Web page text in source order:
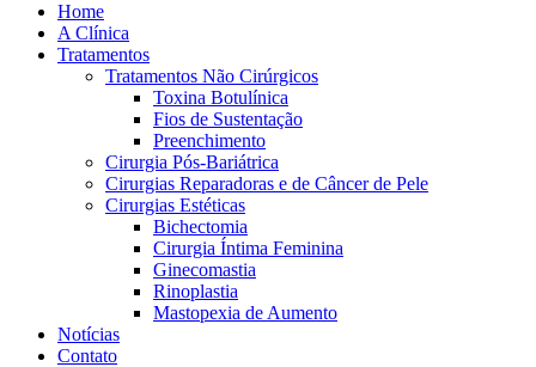
Home
A Clínica
Tratamentos
Tratamentos Não Cirúrgicos
Toxina Botulínica
Fios de Sustentação
Preenchimento
Cirurgia Pós-Bariátrica
Cirurgias Reparadoras e de Câncer de Pele
Cirurgias Estéticas
Bichectomia
Cirurgia Íntima Feminina
Ginecomastia
Rinoplastia
Mastopexia de Aumento
Notícias
Contato